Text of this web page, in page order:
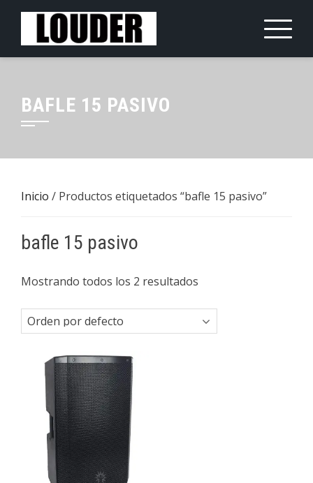
Saltar
contenido
BAFLE 15 PASIVO
Inicio / Productos etiquetados “bafle 15 pasivo”
bafle 15 pasivo
Mostrando todos los 2 resultados